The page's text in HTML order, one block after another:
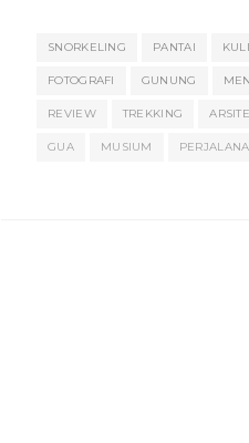
SNORKELING PANTAI
FOTOGRAFI GUNUNG
REVIEW TREKKING
GUA MUSIUM